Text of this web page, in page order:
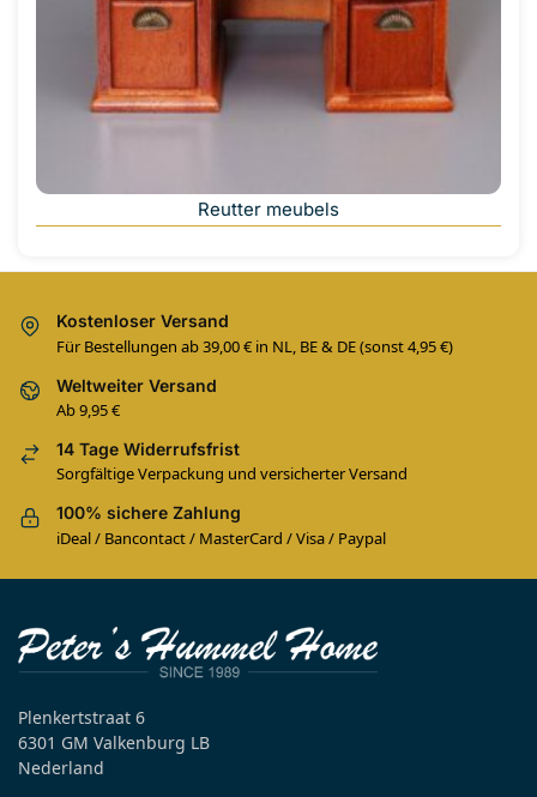
Reutter meubels
Kostenloser Versand
Für Bestellungen ab 39,00 € in NL, BE & DE (sonst 4,95 €)
Weltweiter Versand
Ab 9,95 €
14 Tage Widerrufsfrist
Sorgfältige Verpackung und versicherter Versand
100% sichere Zahlung
iDeal / Bancontact / MasterCard / Visa / Paypal
Plenkertstraat 6
6301 GM Valkenburg LB
Nederland